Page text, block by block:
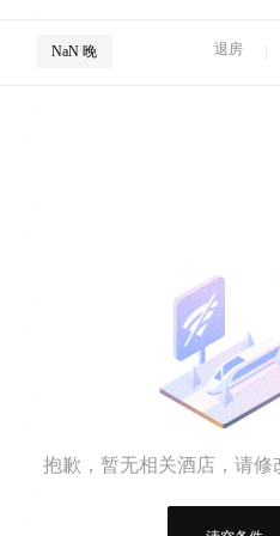
NaN 晚 退房
抱歉，暂无相关酒店，请修